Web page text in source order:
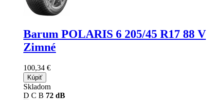
Barum POLARIS 6 205/45 R17 88 V
Zimné
100,34 €
Kúpiť
Skladom
D C B 72 dB